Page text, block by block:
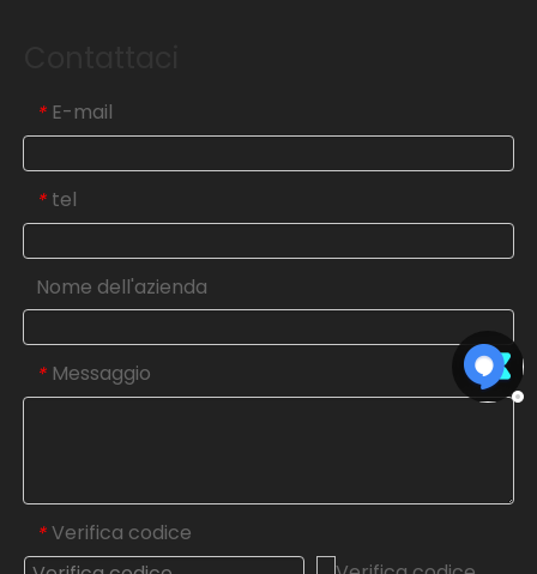
* E-mail
* tel
Nome dell'azienda
* Messaggio
* Verifica codice